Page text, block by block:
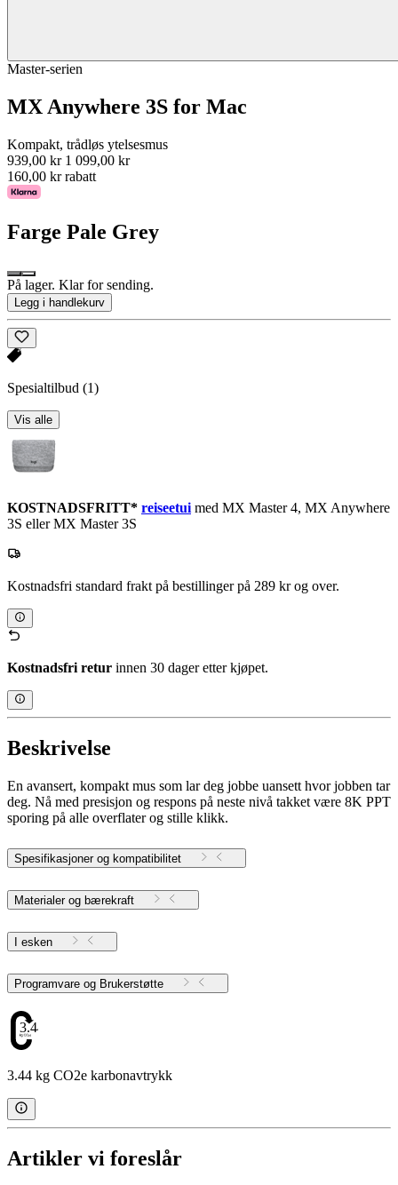
Master-serien
MX Anywhere 3S for Mac
Kompakt, trådløs ytelsesmus
939,00 kr 1 099,00 kr
160,00 kr rabatt
Farge Pale Grey
På lager. Klar for sending.
Legg i handlekurv
Spesialtilbud (1)
Vis alle
KOSTNADSFRITT* reiseetui med MX Master 4, MX Anywhere
3S eller MX Master 3S
Kostnadsfri standard frakt på bestillinger på 289 kr og over.
Kostnadsfri retur innen 30 dager etter kjøpet.
Beskrivelse
En avansert, kompakt mus som lar deg jobbe uansett hvor jobben tar
deg. Nå med presisjon og respons på neste nivå takket være 8K PPT
sporing på alle overflater og stille klikk.
Spesifikasjoner og kompatibilitet
Materialer og bærekraft
I esken
Programvare og Brukerstøtte
3.44
3.44 kg CO2e karbonavtrykk
Artikler vi foreslår